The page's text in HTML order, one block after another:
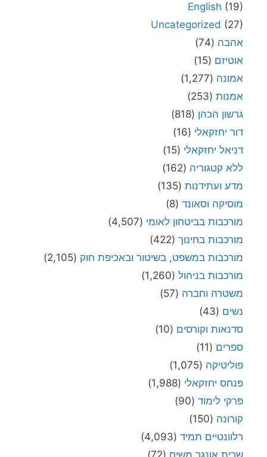
English (19)
Uncategorized (27)
אהבה (74)
אוטיזם (15)
אמונה (1,277)
אמנות (253)
גרשון הכהן (818)
דור יחזקאלי (16)
דניאל יחזקאלי (15)
ללא קטגוריה (162)
מדע ועתידנות (135)
מוסיקה וסאונד (8)
מורכבות בביטחון לאומי (4,507)
מורכבות בחינוך (422)
מורכבות במשפט, בשיטור ובאכיפת חוק (2,105)
מורכבות בניהול (1,260)
משטרה וחברה (57)
נשים (43)
סדנאות וקורסים (10)
ספרים (11)
פוליטיקה (1,075)
פנחס יחזקאלי (1,988)
פרקי לימוד (90)
קורונה (150)
רלוונטיים תמיד (4,093)